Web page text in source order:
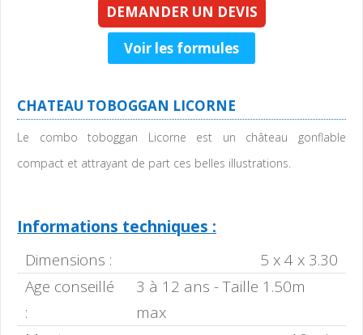
DEMANDER UN DEVIS
Voir les formules
CHATEAU TOBOGGAN LICORNE
Le combo toboggan Licorne est un château gonflable
compact et attrayant de part ces belles illustrations.
Informations techniques :
Dimensions :
5 x 4 x 3.30
Age conseillé
:
3 à 12 ans - Taille 1.50m
max